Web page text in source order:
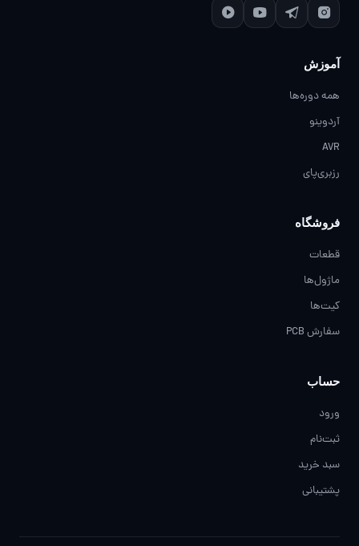
آموزش
همه دوره‌ها
آردوینو
AVR
رزبری‌پای
فروشگاه
قطعات
ماژول‌ها
کیت‌ها
سفارش PCB
حساب
ورود
ثبت‌نام
سبد خرید
پشتیبانی